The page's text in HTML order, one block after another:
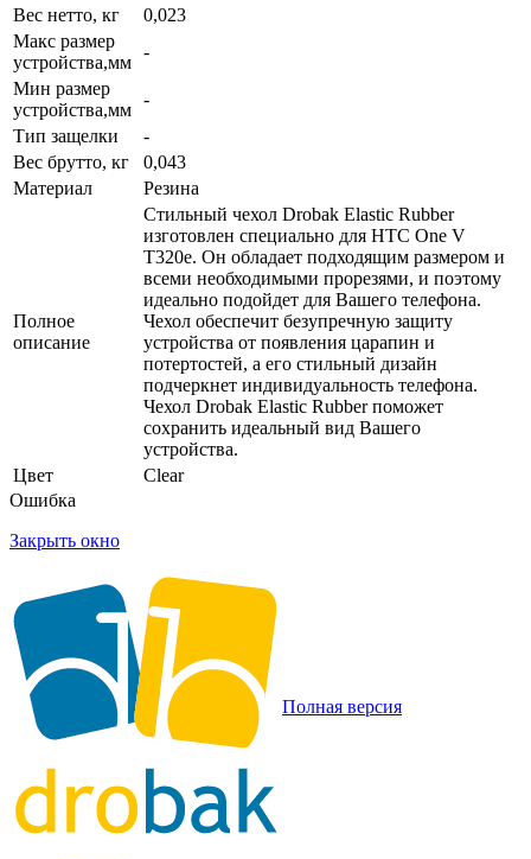
Вес нетто, кг
0,023
Макс размер
устройства,мм
-
Мин размер
устройства,мм
-
Тип защелки
-
Вес брутто, кг
0,043
Материал
Резина
Полное
описание
Стильный чехол Drobak Elastic Rubber
изготовлен специально для HTC One V
T320e. Он обладает подходящим размером и
всеми необходимыми прорезями, и поэтому
идеально подойдет для Вашего телефона.
Чехол обеспечит безупречную защиту
устройства от появления царапин и
потертостей, а его стильный дизайн
подчеркнет индивидуальность телефона.
Чехол Drobak Elastic Rubber поможет
сохранить идеальный вид Вашего
устройства.
Цвет
Clear
Ошибка
Закрыть окно
Полная версия